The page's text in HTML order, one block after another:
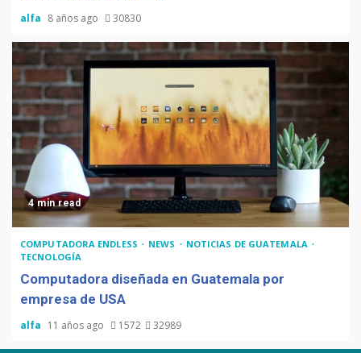
alfa 8 años ago 30830
4 min read
COMPUTADORA ENDLESS NEWS
NOTICIAS DE GUATEMALA
TECNOLOGÍA
Computadora diseñada en Guatemala por
empresa de USA
alfa 11 años ago 1572 32989